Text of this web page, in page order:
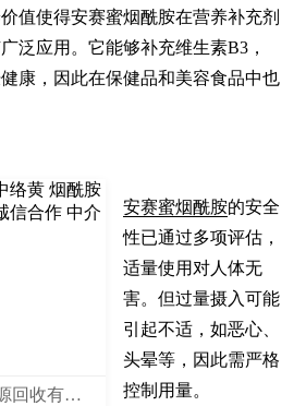
值使得安赛蜜烟酰胺在营养补充剂
泛应用。它能够补充维生素B3，
康，因此在保健品和美容食品中也
邯郸市泽镖再生资源回收有限公司
安赛蜜烟酰胺的安全
性已通过多项评估，
适量使用对人体无
害。但过量摄入可能
引起不适，如恶心、
头晕等，因此需严格
控制用量。